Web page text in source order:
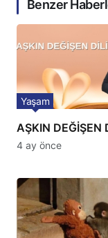
Benzer
AŞKIN DEĞİŞEN
Yaşam
4 ay önce